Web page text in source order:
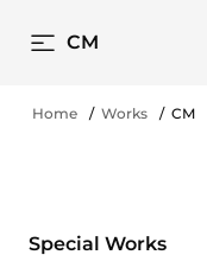
CM
Home Works CM
Special Works